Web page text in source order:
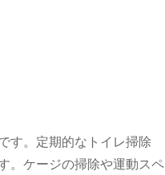
す。定期的なトイレ掃除
。ケージの掃除や運動スペ